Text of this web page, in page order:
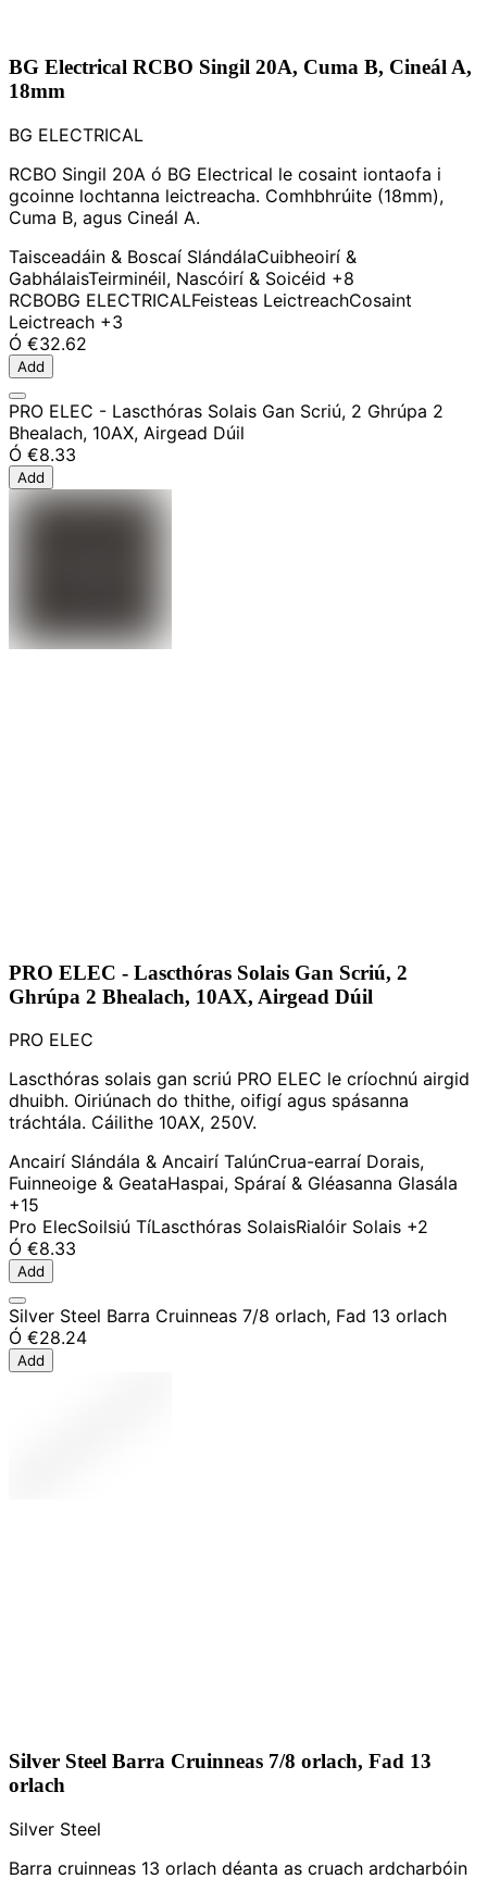
BG Electrical RCBO Singil 20A, Cuma B, Cineál A,
18mm
BG ELECTRICAL
RCBO Singil 20A ó BG Electrical le cosaint iontaofa i
gcoinne lochtanna leictreacha. Comhbhrúite (18mm),
Cuma B, agus Cineál A.
Taisceadáin & Boscaí SlándálaCuibheoirí &
GabhálaisTeirminéil, Nascóirí & Soicéid +8
RCBOBG ELECTRICALFeisteas LeictreachCosaint
Leictreach +3
Ó €32.62
Add
PRO ELEC - Lascthóras Solais Gan Scriú, 2 Ghrúpa 2
Bhealach, 10AX, Airgead Dúil
Ó €8.33
Add
PRO ELEC - Lascthóras Solais Gan Scriú, 2
Ghrúpa 2 Bhealach, 10AX, Airgead Dúil
PRO ELEC
Lascthóras solais gan scriú PRO ELEC le críochnú airgid
dhuibh. Oiriúnach do thithe, oifigí agus spásanna
tráchtála. Cáilithe 10AX, 250V.
Ancairí Slándála & Ancairí TalúnCrua-earraí Dorais,
Fuinneoige & GeataHaspai, Spáraí & Gléasanna Glasála
+15
Pro ElecSoilsiú TíLascthóras SolaisRialóir Solais +2
Ó €8.33
Add
Silver Steel Barra Cruinneas 7/8 orlach, Fad 13 orlach
Ó €28.24
Add
Silver Steel Barra Cruinneas 7/8 orlach, Fad 13
orlach
Silver Steel
Barra cruinneas 13 orlach déanta as cruach ardcharbóin